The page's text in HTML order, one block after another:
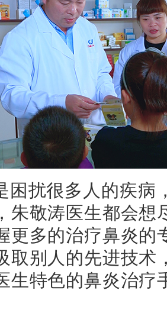
困扰很多人的疾病
朱敬涛医生都会想
更多的治疗鼻炎的
取别人的先进技术
生特色的鼻炎治疗